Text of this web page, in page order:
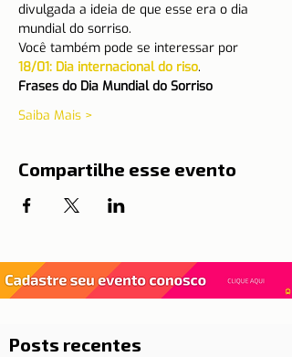
divulgada a ideia de que esse era o dia
mundial do sorriso.
Você também pode se interessar por
18/01: Dia internacional do riso.
Frases do Dia Mundial do Sorriso
Saiba Mais >
Compartilhe esse evento
Posts recentes